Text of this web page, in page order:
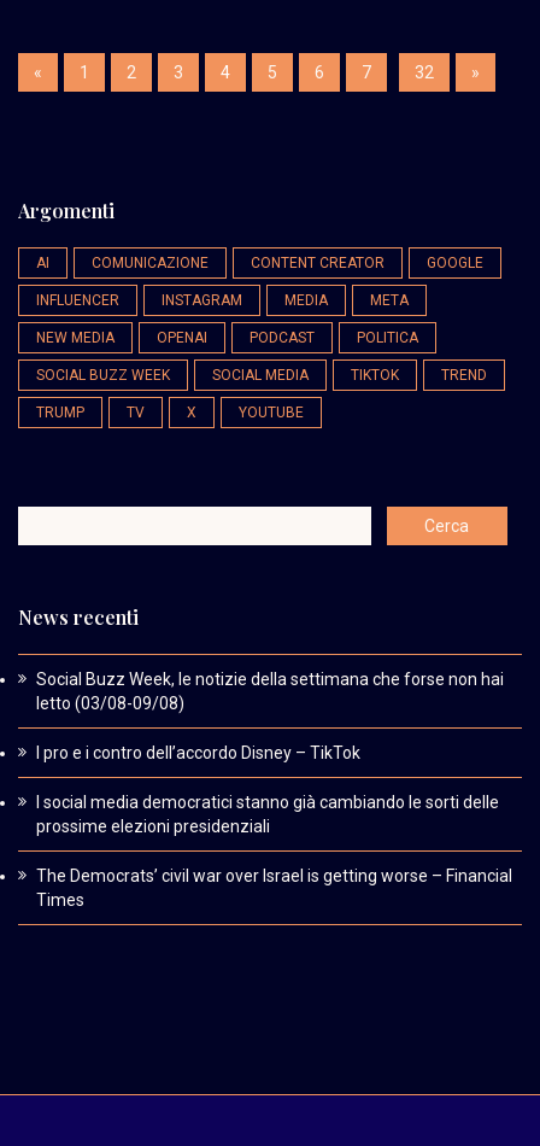
« 1 2 3 4 5 6 7 32 »
Argomenti
AI COMUNICAZIONE CONTENT CREATOR GOOGLE
INFLUENCER INSTAGRAM MEDIA META
NEW MEDIA OPENAI PODCAST POLITICA
SOCIAL BUZZ WEEK SOCIAL MEDIA TIKTOK TREND
TRUMP TV X YOUTUBE
News recenti
Social Buzz Week, le notizie della settimana che forse non hai
letto (03/08-09/08)
I pro e i contro dell’accordo Disney – TikTok
I social media democratici stanno già cambiando le sorti delle
prossime elezioni presidenziali
The Democrats’ civil war over Israel is getting worse – Financial
Times